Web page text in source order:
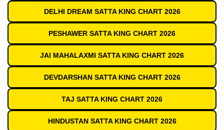
DELHI DREAM SATTA KING CHART 2026
PESHAWER SATTA KING CHART 2026
JAI MAHALAXMI SATTA KING CHART 2026
DEVDARSHAN SATTA KING CHART 2026
TAJ SATTA KING CHART 2026
HINDUSTAN SATTA KING CHART 2026